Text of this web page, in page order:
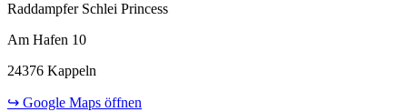
Raddampfer Schlei Princess
Am Hafen 10
24376 Kappeln
↪ Google Maps öffnen